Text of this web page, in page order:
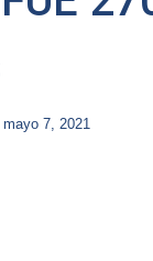
mayo 7, 2021